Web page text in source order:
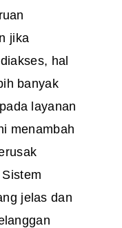
jika
hal
banyak
layanan
menambah
jelas dan